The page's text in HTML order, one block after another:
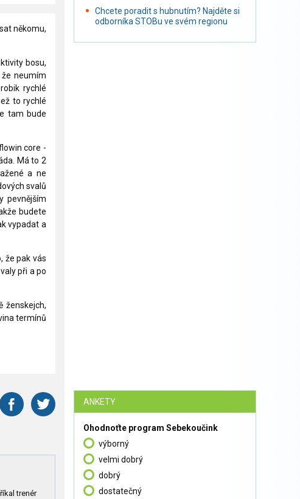
někomu,
bosu,
neumím
rychlé
to rychlé
tam bude
core -
Má to 2
a ne
svalů
pevnějším
budete
vypadat a
že pak vás
při a po
ženskejch,
termínů
trenér
Chcete poradit s hubnutím? Najděte si
odborníka STOBu ve svém regionu
ANKETY
Ohodnoťte program Sebekoučink
výborný
velmi dobrý
dobrý
dostatečný